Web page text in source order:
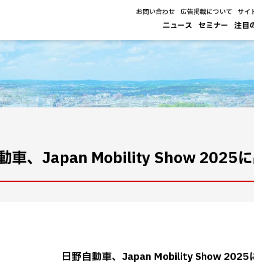
ニュース セミナー 注目
お問い合わせ 広告掲載について サイ
車、Japan Mobility Show 2025
日野自動車、Japan Mobility Show 2025